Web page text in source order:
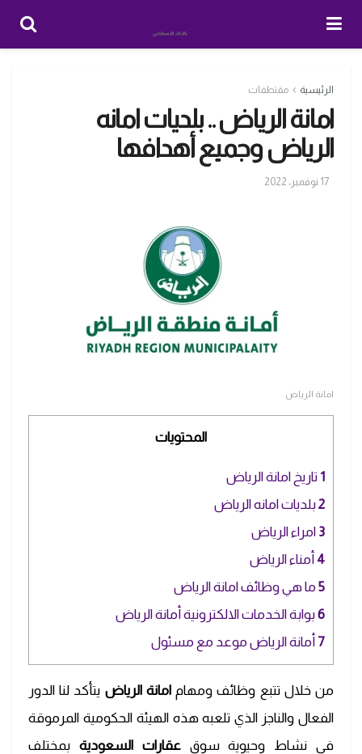
الرئيسية مقتطفات
امانة الرياض .. بلديات امانه
الرياض وجميع أهدافها
17 نوفمبر، 2022
امانة الرياض
المحتويات
1تاريخ امانة الرياض
2بلديات امانه الرياض
3 امراء الرياض
4 أمناء الرياض
5 ما هي وظائف امانة الرياض
6بوابة الخدمات الالكترونية أمانة الرياض
7 أمانة الرياض موعد مع مسئول
من خلال تتبع وظائف ومهامامانة الرياض يتأكد لنا الدور
الفعال والناجز الذي تلعبه هذه الهيئة الحكومية المرموقة
في نشاط وحيوية سوقعقارات السعودية بمختلف